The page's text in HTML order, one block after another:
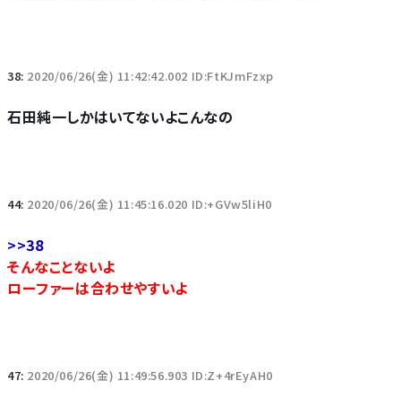
38: 2020/06/26(金) 11:42:42.002 ID:FtKJmFzxp
石田純一しかはいてないよこんなの
44: 2020/06/26(金) 11:45:16.020 ID:+GVw5liH0
>>38
そんなことないよ
ローファーは合わせやすいよ
47: 2020/06/26(金) 11:49:56.903 ID:Z+4rEyAH0